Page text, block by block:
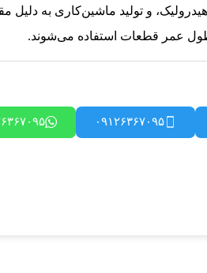
و تولید ماشین‌کاری به دلیل
عمر قطعات استفاده می‌شوند.
۰۹۱۲۶۳۶۷۰۹۵